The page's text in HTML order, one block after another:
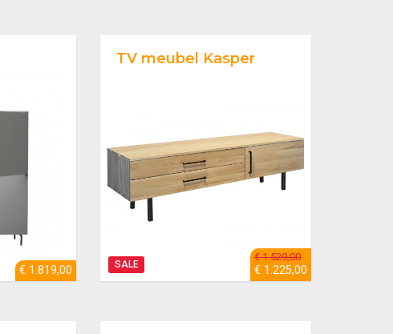
€ 1.819,00 SALE
TV meubel Kasper
€ 1.529,00
€ 1.225,00